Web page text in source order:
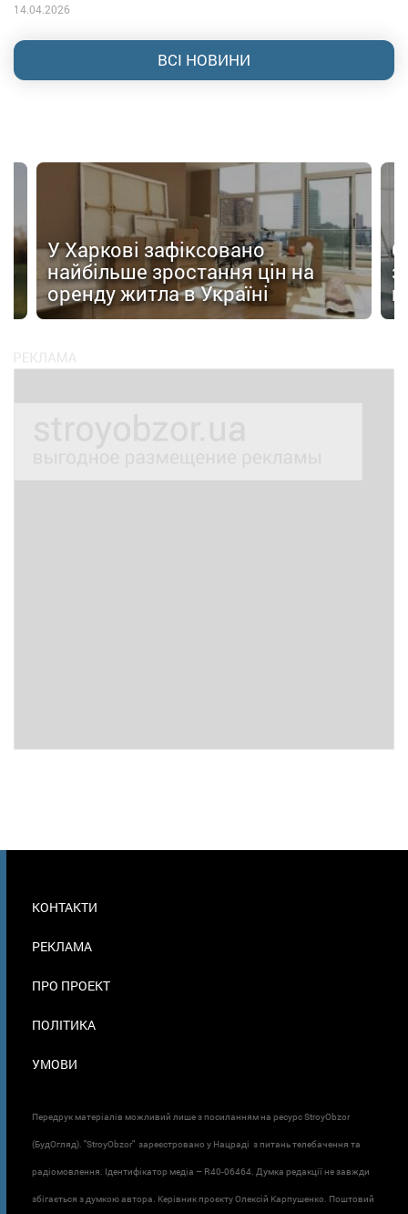
14.04.2026
ВСІ НОВИНИ
У Харкові зафіксовано
найбільше зростання цін на
оренду житла в Україні
В
КОНТАКТИ
РЕКЛАМА
ПРО ПРОЕКТ
ПОЛІТИКА
УМОВИ
Передрук матеріалів можливий лише з посиланням на ресурс StroyObzor
(БудОгляд). "StroyObzor" зареєстровано у Нацраді з питань телебачення та
радіомовлення. Ідентифікатор медіа – R40-06464. Думка редакції не завжди
збігається з думкою автора. Керівник проєкту Олексій Карпушенко. Поштовий